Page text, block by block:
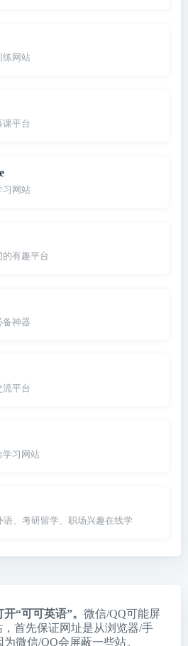
练网站
课平台
习网站
有趣平台
备神器
流平台
学习网站
语、考研留学、职场兴趣在线学
“可可英语”。 微信/QQ可能屏
，首先保证网址是从浏览器/手
微信/QQ会屏蔽一些站。